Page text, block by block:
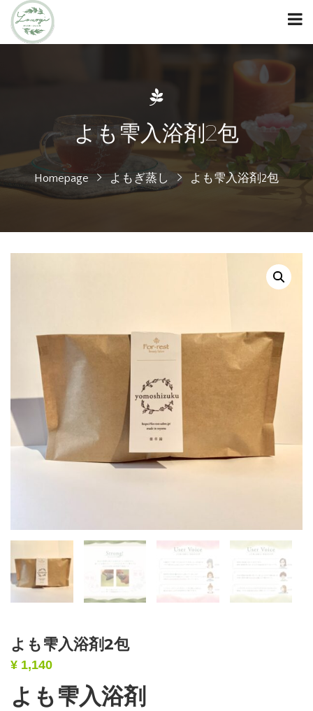
よも雫入浴剤2包
Homepage よもぎ蒸し よも雫入浴剤2包
よも雫入浴剤2包
¥ 1,140
よも雫入浴剤